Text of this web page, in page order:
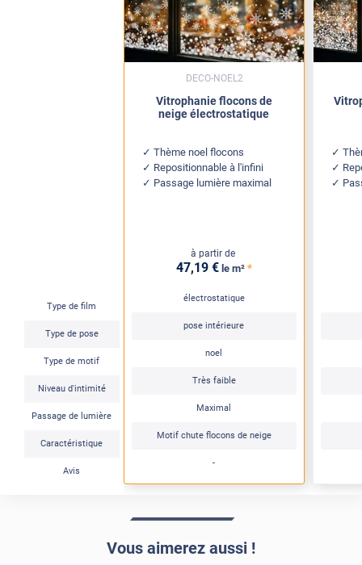
Type de film
Type de pose
Type de motif
Niveau d'intimité
Passage de lumière
Caractéristique
Avis
Vitrophanie flocons de
neige électrostatique
Thème noel flocons
Repositionnable à l'infini
Passage lumière maximal
à partir de
47,19 € le m² *
électrostatique
pose intérieure
noel
Très faible
Maximal
Motif chute flocons de neige
-
DECO-NOEL2
Vous aimerez aussi !